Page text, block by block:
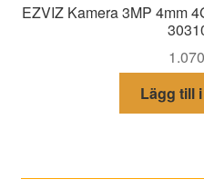
EZVIZ Kamera 3MP 4mm
Lägg till